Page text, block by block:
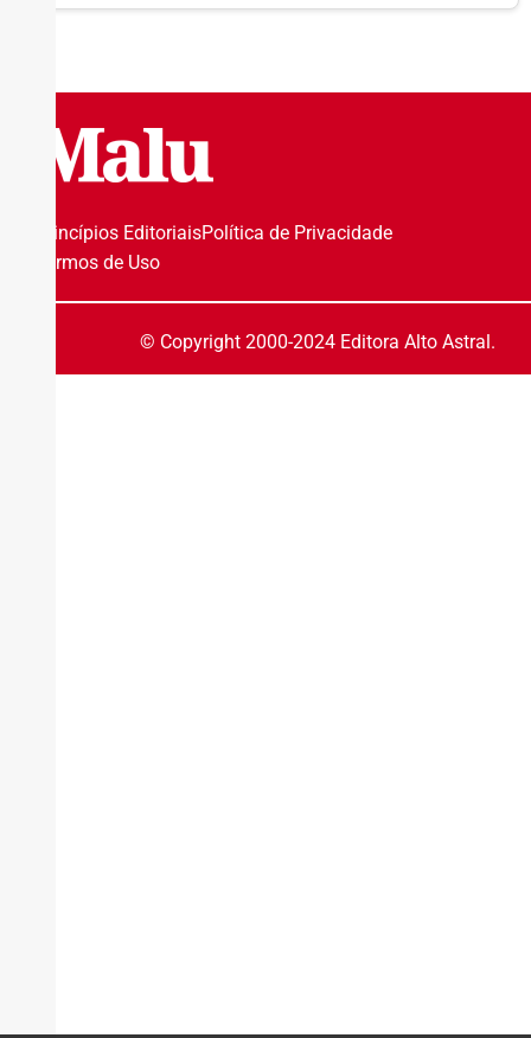
Princípios EditoriaisPolítica de Privacidade
Termos de Uso
© Copyright 2000-2024 Editora Alto Astral.